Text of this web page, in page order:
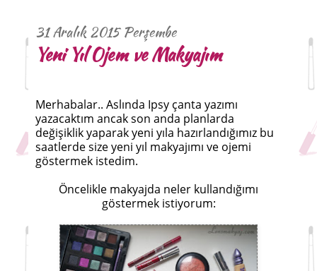
31 Aralık 2015 Perşembe
Yeni Yıl Ojem ve Makyajım
Merhabalar.. Aslında Ipsy çanta yazımı
yazacaktım ancak son anda planlarda
değişiklik yaparak yeni yıla hazırlandığımız bu
saatlerde size yeni yıl makyajımı ve ojemi
göstermek istedim.
Öncelikle makyajda neler kullandığımı
göstermek istiyorum: